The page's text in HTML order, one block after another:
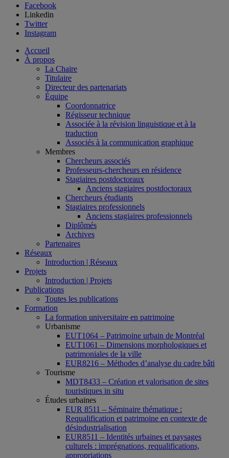
Facebook
Linkedin
Twitter
Instagram
Accueil
À propos
La Chaire
Titulaire
Directeur des partenariats
Équipe
Coordonnatrice
Régisseur technique
Associée à la révision linguistique et à la
traduction
Associés à la communication graphique
Membres
Chercheurs associés
Professeurs-chercheurs en résidence
Stagiaires postdoctoraux
Anciens stagiaires postdoctoraux
Chercheurs étudiants
Stagiaires professionnels
Anciens stagiaires professionnels
Diplômés
Archives
Partenaires
Réseaux
Introduction | Réseaux
Projets
Introduction | Projets
Publications
Toutes les publications
Formation
La formation universitaire en patrimoine
Urbanisme
EUT1064 – Patrimoine urbain de Montréal
EUT1061 – Dimensions morphologiques et
patrimoniales de la ville
EUR8216 – Méthodes d’analyse du cadre bâti
Tourisme
MDT8433 – Création et valorisation de sites
touristiques in situ
Études urbaines
EUR 8511 – Séminaire thématique :
Requalification et patrimoine en contexte de
désindustrialisation
EUR8511 – Identités urbaines et paysages
culturels : imprégnations, requalifications,
appropriations